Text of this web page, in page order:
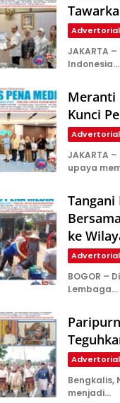
Advertorial
JAKARTA
Indonesia…
Meranti
Kunci
Advertorial
JAKARTA
upaya
ke
Advertorial
BOGOR –
Lembaga…
Advertorial
Bengkalis,
menjadi…